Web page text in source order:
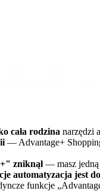
cała rodzina narzędzi
— Advantage+
zniknął— masz jedną
automatyzacja jest
funkcje